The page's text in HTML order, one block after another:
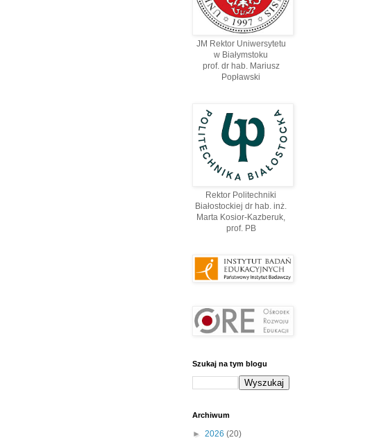
JM Rektor Uniwersytetu
w Białymstoku
prof. dr hab. Mariusz
Popławski
Rektor Politechniki
Białostockiej dr hab. inż.
Marta Kosior-Kazberuk,
prof. PВ
Szukaj na tym blogu
Archiwum
► 2026 (20)